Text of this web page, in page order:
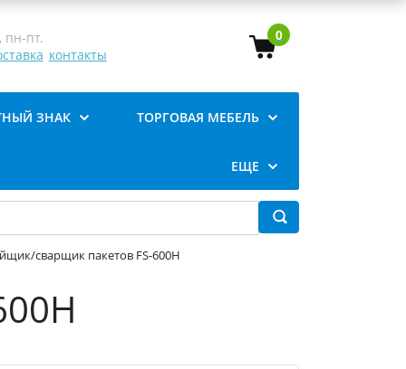
0
пн-пт.
контакты
ЗНАК ТОРГОВАЯ МЕБЕЛЬ
ЕЩЕ
сварщик пакетов FS-600H